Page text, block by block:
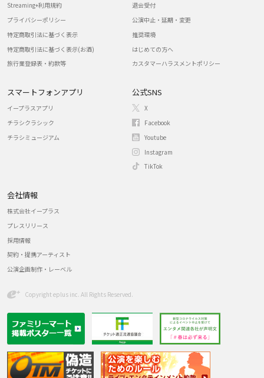
Streaming+利用規約
プライバシーポリシー
特定商取引法に基づく表示
特定商取引法に基づく表示(お酒)
旅行業登録表・約款等
退会受付
公演中止・延期・変更
推奨環境
はじめての方へ
カスタマーハラスメントポリシー
スマートフォンアプリ
イープラスアプリ
チラシクラシック
チラシミュージアム
公式SNS
X
Facebook
Youtube
Instagram
TikTok
会社情報
株式会社イープラス
プレスリリース
採用情報
契約・提携アーティスト
公演企画制作・レーベル
Copyright eplus inc. All Rights Reserved.